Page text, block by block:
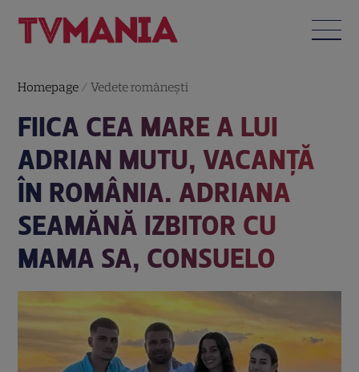
Homepage /Vedete româneşti
FIICA CEA MARE A LUI
ADRIAN MUTU, VACANȚĂ
ÎN ROMÂNIA. ADRIANA
SEAMĂNĂ IZBITOR CU
MAMA SA, CONSUELO